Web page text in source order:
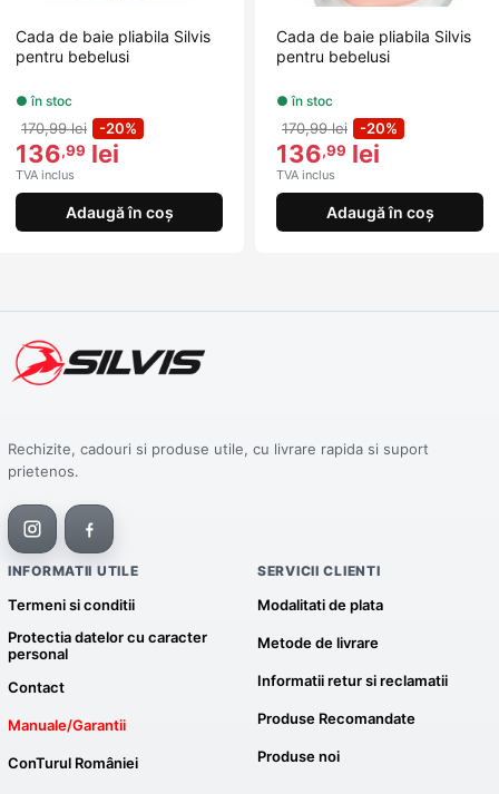
Cada de baie pliabila Silvis
pentru bebelusi
● în stoc
170,99 lei -20%
136,99 lei
TVA inclus
Adaugă în coș
Cada de baie pliabila Silvis
pentru bebelusi
● în stoc
170,99 lei -20%
136,99 lei
TVA inclus
Adaugă în coș
Rechizite, cadouri si produse utile, cu livrare rapida si suport
prietenos.
INFORMATII UTILE
Termeni si conditii
Protectia datelor cu caracter
personal
Contact
Manuale/Garantii
ConTurul României
SERVICII CLIENTI
Modalitati de plata
Metode de livrare
Informatii retur si reclamatii
Produse Recomandate
Produse noi